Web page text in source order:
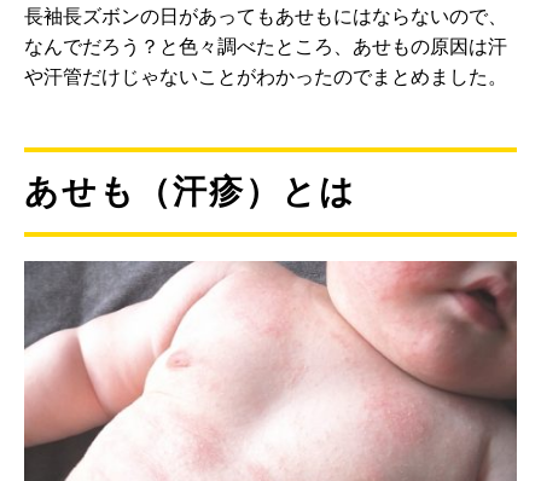
長袖長ズボンの日があってもあせもにはならないので、
なんでだろう？と色々調べたところ、あせもの原因は汗
や汗管だけじゃないことがわかったのでまとめました。
あせも（汗疹）とは